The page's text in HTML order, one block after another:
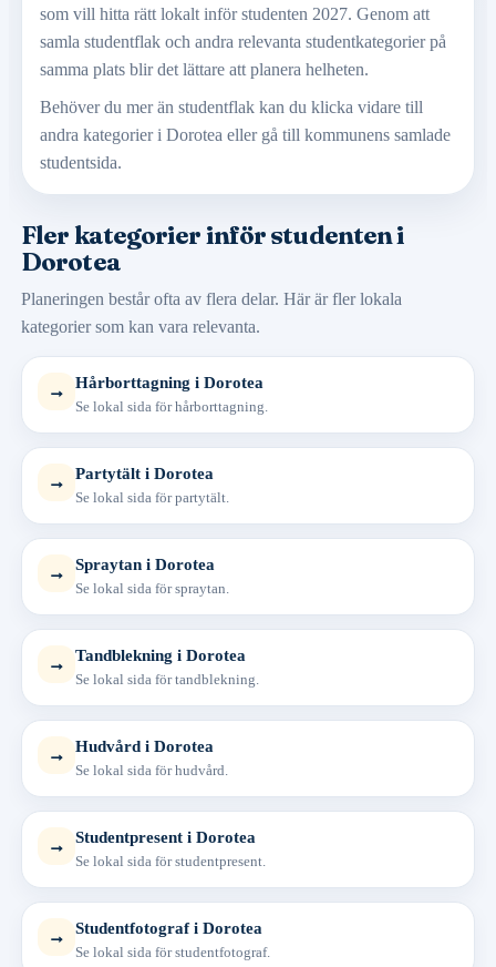
som vill hitta rätt lokalt inför studenten 2027. Genom att
samla studentflak och andra relevanta studentkategorier på
samma plats blir det lättare att planera helheten.
Behöver du mer än studentflak kan du klicka vidare till
andra kategorier i Dorotea eller gå till kommunens samlade
studentsida.
Fler kategorier inför studenten i
Dorotea
Planeringen består ofta av flera delar. Här är fler lokala
kategorier som kan vara relevanta.
→ Hårborttagning i Dorotea
Se lokal sida för hårborttagning.
→ Partytält i Dorotea
Se lokal sida för partytält.
→ Spraytan i Dorotea
Se lokal sida för spraytan.
→ Tandblekning i Dorotea
Se lokal sida för tandblekning.
→ Hudvård i Dorotea
Se lokal sida för hudvård.
→ Studentpresent i Dorotea
Se lokal sida för studentpresent.
→ Studentfotograf i Dorotea
Se lokal sida för studentfotograf.